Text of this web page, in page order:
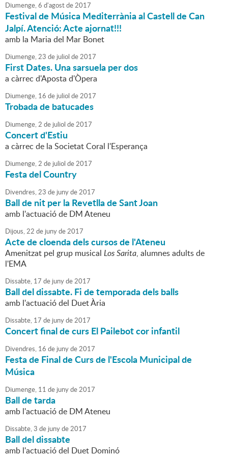
Diumenge,6 d'agostde2017
Festival de Música Mediterrània al Castell de Can
Jalpí. Atenció: Acte ajornat!!!
amb la Maria del Mar Bonet
Diumenge,23 de juliol de2017
First Dates. Una sarsuela per dos
a càrrec d'Aposta d'Òpera
Diumenge, 16 de juliol de2017
Trobada de batucades
Diumenge,2 de juliol de2017
Concert d'Estiu
a càrrec de la Societat Coral l'Esperança
Diumenge,2 de juliol de2017
Festa del Country
Divendres,23 de junyde2017
Ball de nit per la Revetlla de Sant Joan
amb l'actuació de DM Ateneu
Dijous,22 de junyde2017
Acte de cloenda dels cursos de l'Ateneu
Amenitzat pel grup musical Los Sarita, alumnes adults de
l'EMA
Dissabte, 17 de junyde2017
Ball del dissabte. Fi de temporada dels balls
amb l'actuació del Duet Ària
Dissabte, 17 de junyde2017
Concert final de curs El Pailebot cor infantil
Divendres, 16 de junyde2017
Festa de Final de Curs de l'Escola Municipal de
Música
Diumenge, 11 de junyde2017
Ball de tarda
amb l'actuació de DM Ateneu
Dissabte,3 de junyde2017
Ball del dissabte
amb l'actuació del Duet Dominó